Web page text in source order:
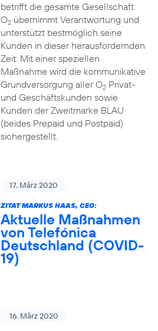
betrifft die gesamte Gesellschaft.
O2übernimmt Verantwortung und
unterstützt bestmöglich seine
Kunden in dieser herausfordernden
Zeit: Mit einer speziellen
Maßnahme wird die kommunikative
Grundversorgung aller O2Privat-
und Geschäftskunden sowie
Kunden der Zweitmarke BLAU
(beides Prepaid und Postpaid)
sichergestellt.
17. März 2020
ZITAT MARKUS HAAS, CEO:
Aktuelle Maßnahmen
von Telefónica
Deutschland (COVID-
19)
16. März 2020